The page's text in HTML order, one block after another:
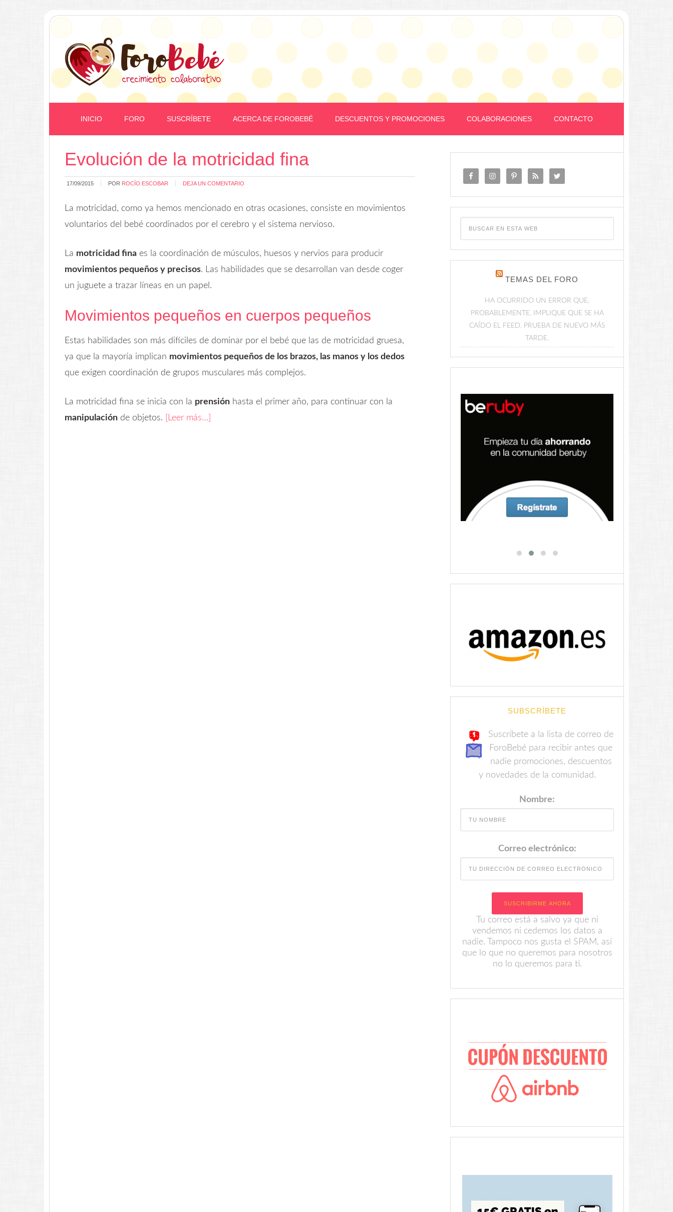
INICIO FORO SUSCRÍBETE ACERCA DE FOROBEBÉ DESCUENTOS Y PROMOCIONES COLABORACIONES CONTACTO
Evolución de la motricidad fina
17/09/2015 POR ROCÍO ESCOBAR DEJA UN COMENTARIO
La motricidad, como ya hemos mencionado en otras ocasiones, consiste en movimientos
voluntarios del bebé coordinados por el cerebro y el sistema nervioso.
La motricidad fina es la coordinación de músculos, huesos y nervios para producir
movimientos pequeños y precisos. Las habilidades que se desarrollan van desde coger
un juguete a trazar líneas en un papel.
Movimientos pequeños en cuerpos pequeños
Estas habilidades son más difíciles de dominar por el bebé que las de motricidad gruesa,
ya que la mayoría implican movimientos pequeños de los brazos, las manos y los dedos
que exigen coordinación de grupos musculares más complejos.
La motricidad fina se inicia con la prensión hasta el primer año, para continuar con la
manipulación de objetos. [Leer más…]
TEMAS DEL FORO
HA OCURRIDO UN ERROR QUE,
PROBABLEMENTE, IMPLIQUE QUE SE HA
CAÍDO EL FEED. PRUEBA DE NUEVO MÁS
TARDE.
SUBSCRÍBETE
Suscríbete a la lista de correo de
ForoBebé para recibir antes que
nadie promociones, descuentos
y novedades de la comunidad.
Nombre:
Correo electrónico:
Tu correo está a salvo ya que ni
vendemos ni cedemos los datos a
nadie. Tampoco nos gusta el SPAM, así
que lo que no queremos para nosotros
no lo queremos para ti.